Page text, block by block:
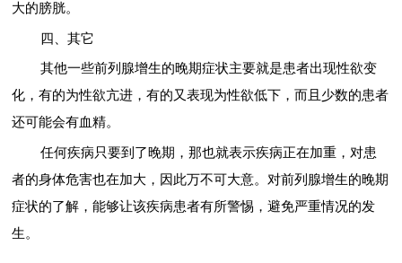
大的膀胱。
四、其它
其他一些前列腺增生的晚期症状主要就是患者出现性欲变
化，有的为性欲亢进，有的又表现为性欲低下，而且少数的患者
还可能会有血精。
任何疾病只要到了晚期，那也就表示疾病正在加重，对患
者的身体危害也在加大，因此万不可大意。对前列腺增生的晚期
症状的了解，能够让该疾病患者有所警惕，避免严重情况的发
生。